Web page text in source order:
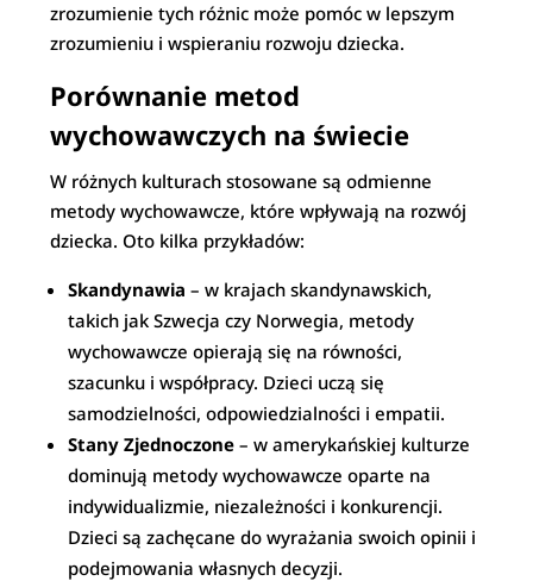
zrozumienie tych różnic może pomóc w lepszym
zrozumieniu i wspieraniu rozwoju dziecka.
Porównanie metod
wychowawczych na świecie
W różnych kulturach stosowane są odmienne
metody wychowawcze, które wpływają na rozwój
dziecka. Oto kilka przykładów:
Skandynawia – w krajach skandynawskich,
takich jak Szwecja czy Norwegia, metody
wychowawcze opierają się na równości,
szacunku i współpracy. Dzieci uczą się
samodzielności, odpowiedzialności i empatii.
Stany Zjednoczone – w amerykańskiej kulturze
dominują metody wychowawcze oparte na
indywidualizmie, niezależności i konkurencji.
Dzieci są zachęcane do wyrażania swoich opinii i
podejmowania własnych decyzji.